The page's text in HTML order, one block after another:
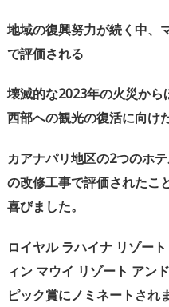
地域の復興努力が続く中、
で評価される
壊滅的な2023年の火災から
西部への観光の復活に向け
カアナパリ地区の2つのホ
の改修工事で評価されたこ
喜びました。
ロイヤル ラハイナ リゾート
ィン マウイ リゾート アンド
ピック賞にノミネートされ